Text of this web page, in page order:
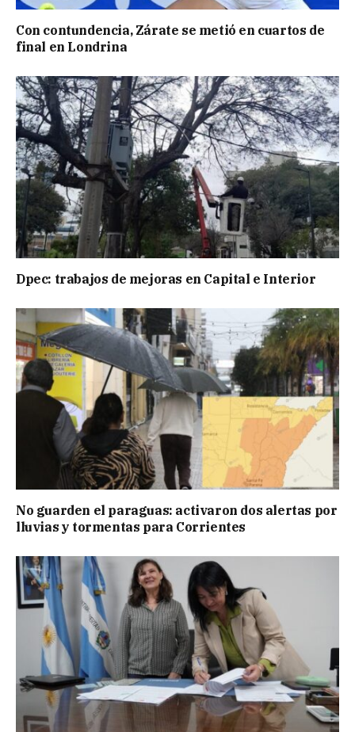
Con contundencia, Zárate se metió en cuartos de
final en Londrina
Dpec: trabajos de mejoras en Capital e Interior
No guarden el paraguas: activaron dos alertas por
lluvias y tormentas para Corrientes